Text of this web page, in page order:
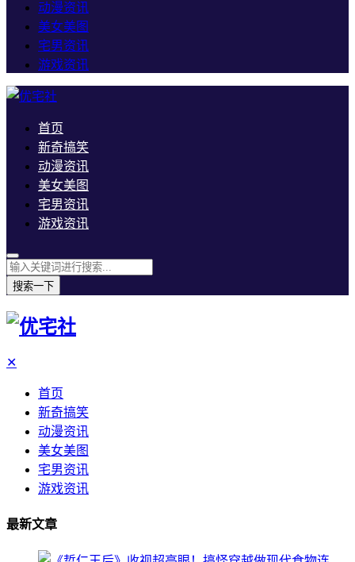
动漫资讯
美女美图
宅男资讯
游戏资讯
首页
新奇搞笑
动漫资讯
美女美图
宅男资讯
游戏资讯
搜索一下
✕
首页
新奇搞笑
动漫资讯
美女美图
宅男资讯
游戏资讯
最新文章